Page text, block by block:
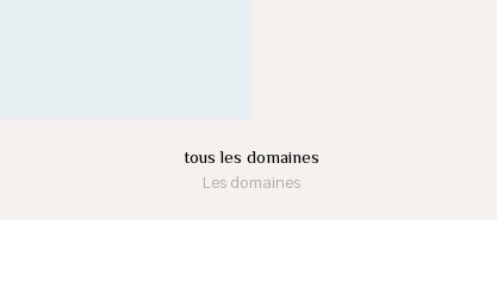
tous les domaines
Les domaines